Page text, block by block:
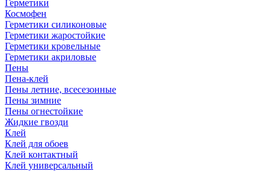
Герметики
Космофен
Герметики силиконовые
Герметики жаростойкие
Герметики кровельные
Герметики акриловые
Пены
Пена-клей
Пены летние, всесезонные
Пены зимние
Пены огнестойкие
Жидкие гвозди
Клей
Клей для обоев
Клей контактный
Клей универсальный